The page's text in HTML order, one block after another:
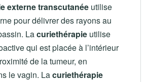
externe transcutanée utilise
pour délivrer des rayons au
Lacuriethérapie utilise
qui est placée à l’intérieur
de la tumeur, en
le vagin. Lacuriethérapie